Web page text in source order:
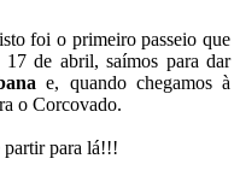
foi o primeiro passeio que
de abril, saímos para dar
e, quando chegamos à
o Corcovado.
partir para lá!!!